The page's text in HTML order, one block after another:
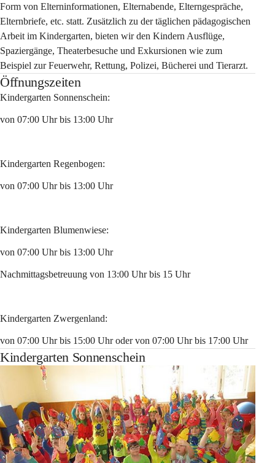
Form von Elterninformationen, Elternabende, Elterngespräche,
Elternbriefe, etc. statt. Zusätzlich zu der täglichen pädagogischen
Arbeit im Kindergarten, bieten wir den Kindern Ausflüge,
Spaziergänge, Theaterbesuche und Exkursionen wie zum
Beispiel zur Feuerwehr, Rettung, Polizei, Bücherei und Tierarzt.
Öffnungszeiten
Kindergarten Sonnenschein:
von 07:00 Uhr bis 13:00 Uhr
Kindergarten Regenbogen:
von 07:00 Uhr bis 13:00 Uhr
Kindergarten Blumenwiese:
von 07:00 Uhr bis 13:00 Uhr
Nachmittagsbetreuung von 13:00 Uhr bis 15 Uhr
Kindergarten Zwergenland:
von 07:00 Uhr bis 15:00 Uhr oder von 07:00 Uhr bis 17:00 Uhr
Kindergarten Sonnenschein